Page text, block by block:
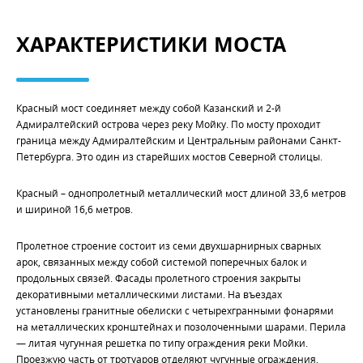
ХАРАКТЕРИСТИКИ МОСТА
Красный мост соединяет между собой Казанский и 2-й
Адмиралтейский острова через реку Мойку. По мосту проходит
граница между Адмиралтейским и Центральным районами Санкт-
Петербурга. Это один из старейших мостов Северной столицы.
Красный – однопролетный металлический мост длиной 33,6 метров
и шириной 16,6 метров.
Пролетное строение состоит из семи двухшарнирных сварных
арок, связанных между собой системой поперечных балок и
продольных связей. Фасады пролетного строения закрыты
декоративными металлическими листами. На въездах
установлены гранитные обелиски с четырехгранными фонарями
на металлических кронштейнах и позолоченными шарами. Перила
— литая чугунная решетка по типу ограждения реки Мойки.
Проезжую часть от тротуаров отделяют чугунные ограждения.